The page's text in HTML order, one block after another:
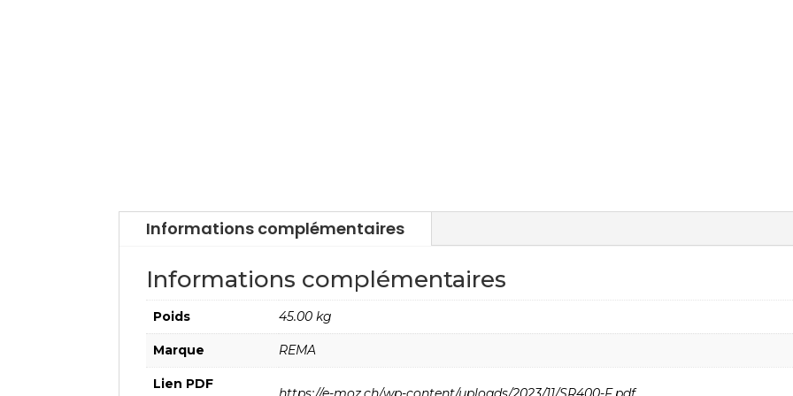
Informations complémentaires
Informations complémentaires
Poids 45.00 kg
Marque REMA
Lien PDF